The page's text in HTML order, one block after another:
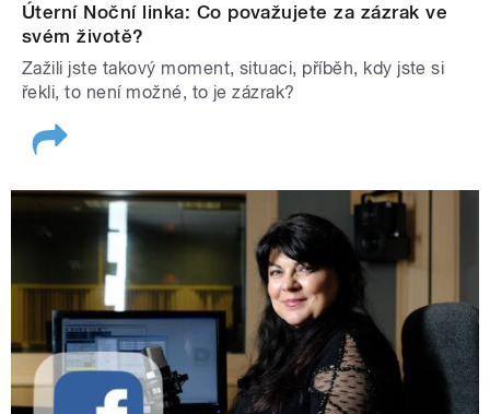
Úterní Noční linka: Co považujete za zázrak ve
svém životě?
Zažili jste takový moment, situaci, příběh, kdy jste si
řekli, to není možné, to je zázrak?